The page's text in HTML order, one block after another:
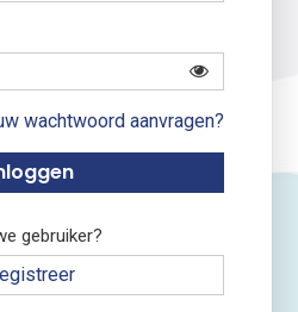
wachtwoord aanvragen?
gebruiker?